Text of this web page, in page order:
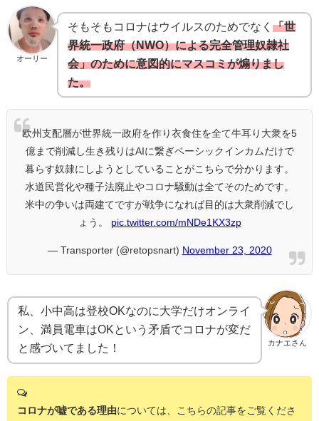
オーリー
そもそもコロナはウイルスのためでなく 「世
界統一政府（NWO）による完全管理奴隷社
会」のために意図的にマスコミが煽りまし
た。
欧州支配層が世界統一政府を作り衣食住を全て牛耳り大衆を5
億まで削減し生き残りはAIに繋ぎベーシックインカムだけで
暮らす奴隷にしようとしていることがこちらで分かります。
水道民営化や種子法廃止やコロナ騒動は全てそのためです。
米中の争いは両建てですが戦争になれば目的は大衆削減でし
ょう。
pic.twitter.com/mNDe1KX3zp
— Transporter (@retopsnart) November 23, 2020
カナエさん
私、小中高は登校OKなのに大学だけオンライ
ン、満員電車はOKという矛盾でコロナが変だ
と感づいてました！
コロナが嘘である理由については、こちらの記事をご覧くださ